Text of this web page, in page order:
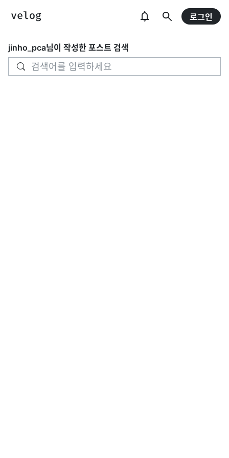
로그인
jinho_pca님이 작성한 포스트 검색